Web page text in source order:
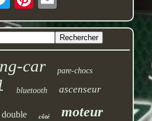
car pare-chocs
bluetooth ascenseur
double côté moteur